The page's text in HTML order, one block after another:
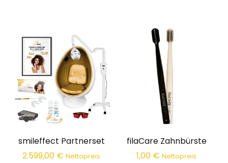
smileffect Partnerset
2.599,00 € Nettopreis
filaCare Zahnbürste
1,00 € Nettopreis